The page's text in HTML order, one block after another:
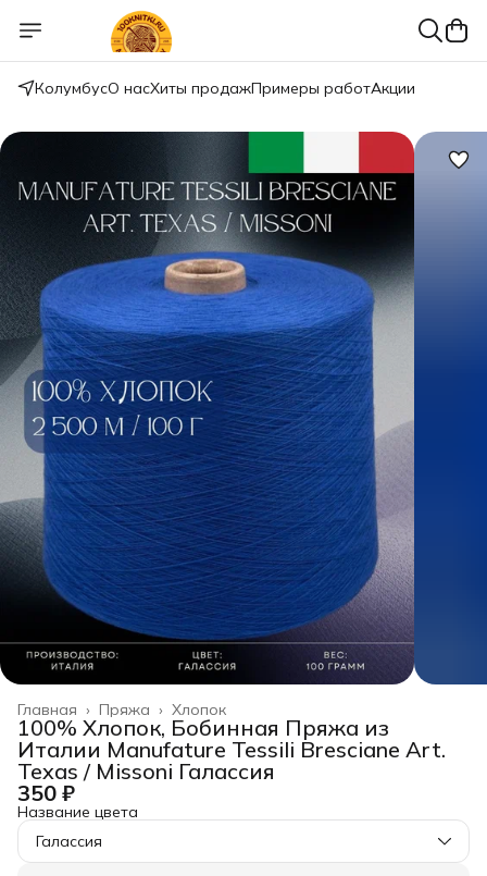
КолумбусО насХиты продажПримеры работАкции
Хлопок
Пряжа ›
Главная ›
100% Хлопок, Бобинная Пряжа из
Италии Manufature Tessili Bresciane Art.
Texas / Missoni Галассия
350 ₽
Название цвета
Галассия